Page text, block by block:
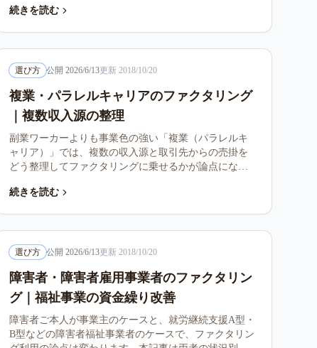
を整理します。
続きを読む
選び方 公開 2026/6/13更新 2018/10/20
複業・パラレルキャリアのファクタリング
｜複数収入源の整理
副業ワーカーよりも事業色の強い「複業（パラレルキ
ャリア）」では、複数の収入源と取引先からの売掛を
どう整理してファクタリングに乗せるかが論点になり
の整理を扱います。
続きを読む
選び方 公開 2026/6/13更新 2018/10/20
障害者・障害者雇用事業者のファクタリン
グ｜福祉事業の資金繰り改善
障害者ご本人が事業主のケースと、就労継続支援A型・
B型などの障害者福祉事業者のケースで、ファクタリン